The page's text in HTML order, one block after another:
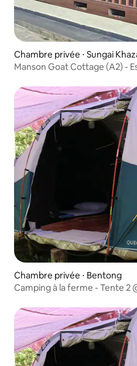
Chambre privée ⋅ Sungai
Manson Goat Cottage (A2) -
Chambre privée ⋅ Bentong
Camping à la ferme - Tente 2